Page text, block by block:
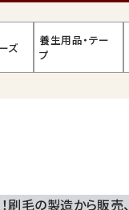
ズ
養生用品・テー
プ
刷毛の製造から販売、